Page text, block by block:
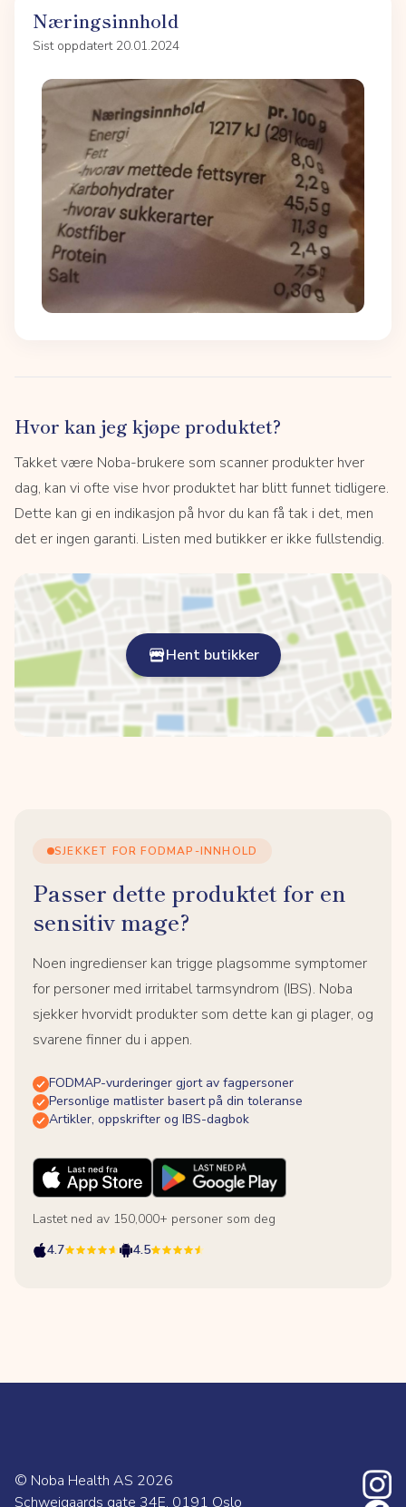
Næringsinnhold
Sist oppdatert 20.01.2024
Hvor kan jeg kjøpe produktet?
Takket være Noba-brukere som scanner produkter hver
dag, kan vi ofte vise hvor produktet har blitt funnet tidligere.
Dette kan gi en indikasjon på hvor du kan få tak i det, men
det er ingen garanti. Listen med butikker er ikke fullstendig.
Hent butikker
SJEKKET FOR FODMAP-INNHOLD
Passer dette produktet for en
sensitiv mage?
Noen ingredienser kan trigge plagsomme symptomer
for personer med irritabel tarmsyndrom (IBS). Noba
sjekker hvorvidt produkter som dette kan gi plager, og
svarene finner du i appen.
FODMAP-vurderinger gjort av fagpersoner
Personlige matlister basert på din toleranse
Artikler, oppskrifter og IBS-dagbok
Lastet ned av 150,000+ personer som deg
4.7
4.5
© Noba Health AS 2026
Schweigaards gate 34E, 0191 Oslo